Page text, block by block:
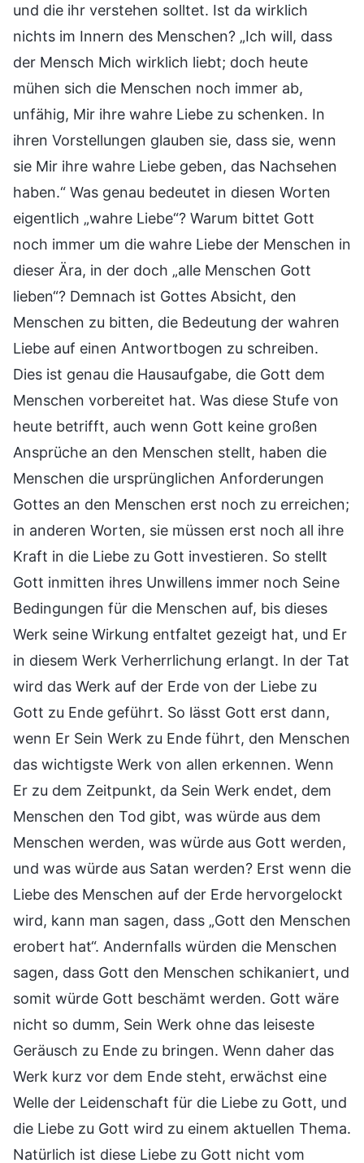
und die ihr verstehen solltet. Ist da wirklich
nichts im Innern des Menschen? „Ich will, dass
der Mensch Mich wirklich liebt; doch heute
mühen sich die Menschen noch immer ab,
unfähig, Mir ihre wahre Liebe zu schenken. In
ihren Vorstellungen glauben sie, dass sie, wenn
sie Mir ihre wahre Liebe geben, das Nachsehen
haben.“ Was genau bedeutet in diesen Worten
eigentlich „wahre Liebe“? Warum bittet Gott
noch immer um die wahre Liebe der Menschen in
dieser Ära, in der doch „alle Menschen Gott
lieben“? Demnach ist Gottes Absicht, den
Menschen zu bitten, die Bedeutung der wahren
Liebe auf einen Antwortbogen zu schreiben.
Dies ist genau die Hausaufgabe, die Gott dem
Menschen vorbereitet hat. Was diese Stufe von
heute betrifft, auch wenn Gott keine großen
Ansprüche an den Menschen stellt, haben die
Menschen die ursprünglichen Anforderungen
Gottes an den Menschen erst noch zu erreichen;
in anderen Worten, sie müssen erst noch all ihre
Kraft in die Liebe zu Gott investieren. So stellt
Gott inmitten ihres Unwillens immer noch Seine
Bedingungen für die Menschen auf, bis dieses
Werk seine Wirkung entfaltet gezeigt hat, und Er
in diesem Werk Verherrlichung erlangt. In der Tat
wird das Werk auf der Erde von der Liebe zu
Gott zu Ende geführt. So lässt Gott erst dann,
wenn Er Sein Werk zu Ende führt, den Menschen
das wichtigste Werk von allen erkennen. Wenn
Er zu dem Zeitpunkt, da Sein Werk endet, dem
Menschen den Tod gibt, was würde aus dem
Menschen werden, was würde aus Gott werden,
und was würde aus Satan werden? Erst wenn die
Liebe des Menschen auf der Erde hervorgelockt
wird, kann man sagen, dass „Gott den Menschen
erobert hat“. Andernfalls würden die Menschen
sagen, dass Gott den Menschen schikaniert, und
somit würde Gott beschämt werden. Gott wäre
nicht so dumm, Sein Werk ohne das leiseste
Geräusch zu Ende zu bringen. Wenn daher das
Werk kurz vor dem Ende steht, erwächst eine
Welle der Leidenschaft für die Liebe zu Gott, und
die Liebe zu Gott wird zu einem aktuellen Thema.
Natürlich ist diese Liebe zu Gott nicht vom